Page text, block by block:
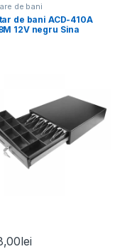
de bani
de bani ACD-410A
12V negru Sina
lei